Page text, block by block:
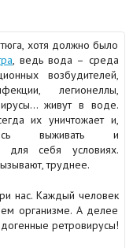
хотя должно было
, ведь вода – среда
возбудителей,
легионеллы,
живут в воде.
их уничтожает и,
выживать и
для себя условиях.
труднее.
нас. Каждый человек
организме. А делее
ретровирусы!